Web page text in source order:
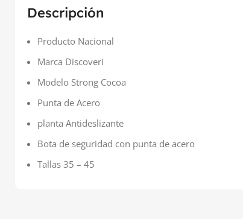
Descripción
Producto Nacional
Marca Discoveri
Modelo Strong Cocoa
Punta de Acero
planta Antideslizante
Bota de seguridad con punta de acero
Tallas 35 – 45